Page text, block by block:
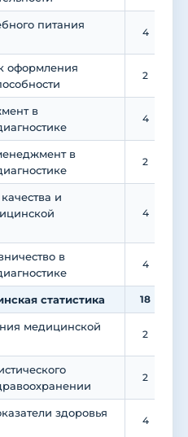
питания
4
оформления
2
в
4
в
2
и
4
в
4
статистика 18
медицинской
2
2
здоровья
4